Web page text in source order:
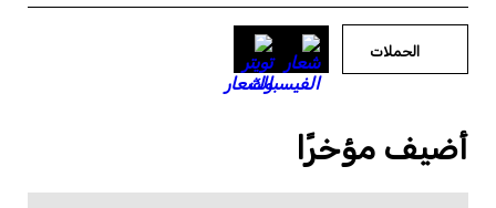
الحملات
أضيف مؤخرًا